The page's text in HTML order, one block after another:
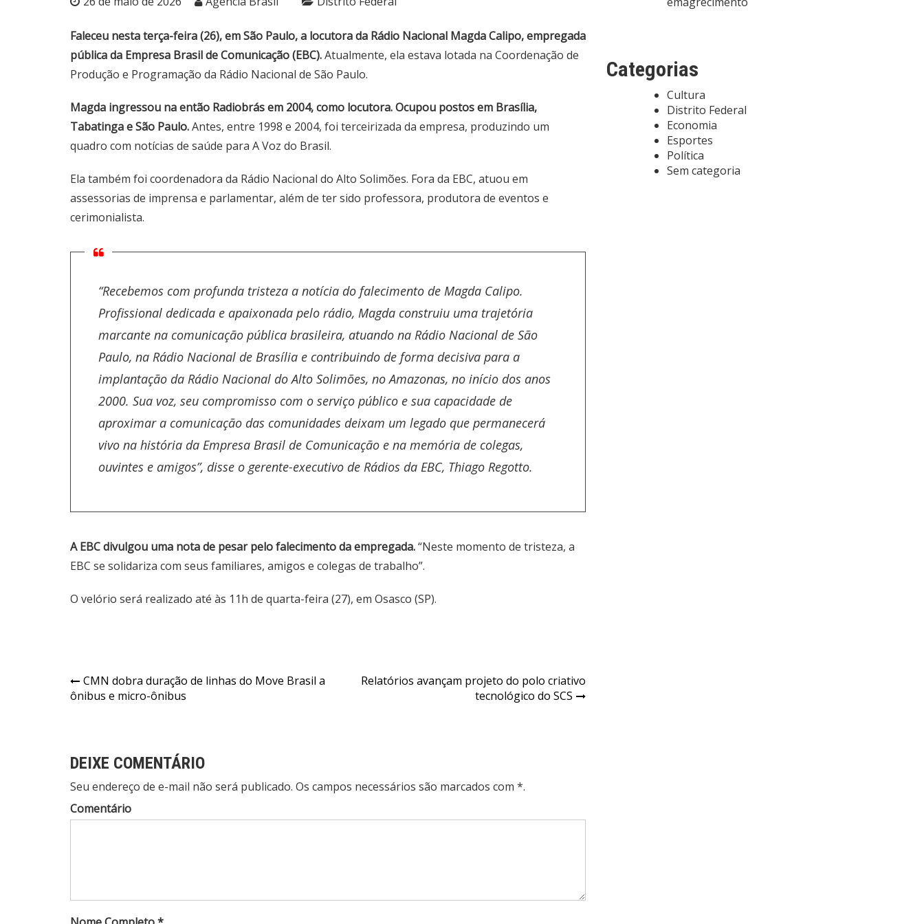
Faleceu nesta terça-feira (26), em São Paulo, a locutora da Rádio Nacional Magda Calipo, empregada
pública da Empresa Brasil de Comunicação (EBC).Atualmente, ela estava lotada na Coordenação de
Produção e Programação da Rádio Nacional de São Paulo.
Magda ingressou na então Radiobrás em 2004, como locutora. Ocupou postos em Brasília,
Tabatinga e São Paulo.Antes, entre 1998 e 2004, foi terceirizada da empresa, produzindo um
quadro com notícias de saúde para A Voz do Brasil.
Ela também foi coordenadora da Rádio Nacional do Alto Solimões. Fora da EBC, atuou em
assessorias de imprensa e parlamentar, além de ter sido professora, produtora de eventos e
cerimonialista.
“Recebemos com profunda tristeza a notícia do falecimento de Magda Calipo.
Profissional dedicada e apaixonada pelo rádio, Magda construiu uma trajetória
marcante na comunicação pública brasileira, atuando na Rádio Nacional de São
Paulo, na Rádio Nacional de Brasília e contribuindo de forma decisiva para a
implantação da Rádio Nacional do Alto Solimões, no Amazonas, no início dos anos
2000. Sua voz, seu compromisso com o serviço público e sua capacidade de
aproximar a comunicação das comunidades deixam um legado que permanecerá
vivo na história da Empresa Brasil de Comunicação e na memória de colegas,
ouvintes e amigos”, disse o gerente-executivo de Rádios da EBC, Thiago Regotto.
A EBC divulgou uma nota de pesar pelo falecimento da empregada.“Neste momento de tristeza, a
EBC se solidariza com seus familiares, amigos e colegas de trabalho”.
O velório será realizado até às 11h de quarta-feira (27), em Osasco (SP).
Navegação
de
CMN dobra duração de linhas do Move Brasil a
ônibus e micro-ônibus
Relatórios avançam projeto do polo criativo
tecnológico do SCS
DEIXE COMENTÁRIO
Seu endereço de e-mail não será publicado. Os campos necessários são marcados com *.
Comentário
Categorias
Cultura
Distrito Federal
Economia
Esportes
Política
Sem categoria